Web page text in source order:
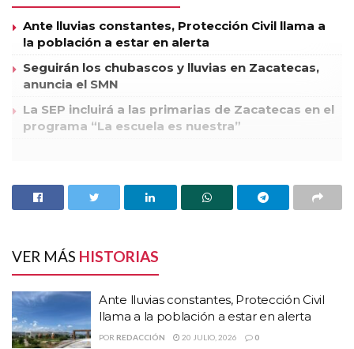
Ante lluvias constantes, Protección Civil llama a
la población a estar en alerta
Seguirán los chubascos y lluvias en Zacatecas,
anuncia el SMN
La SEP incluirá a las primarias de Zacatecas en el
programa “La escuela es nuestra”
Estatal DIF, quien precisó que el gobierno estatal no perdió
dinero en la recisión del contrato y que tampoco demandará a
diálogo y quedar en buenos términos.
el horario establecido, así como en el número de claves de
medicamentos que tenían que surtir, 105, en ocasiones no las
tenían según se quejaron algunos usuarios.
VER MÁS HISTORIAS
Ante lluvias constantes, Protección Civil
llama a la población a estar en alerta
POR REDACCIÓN 20 JULIO, 2026 0